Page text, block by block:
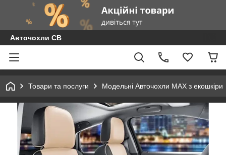
Авточохли СВ
Товари та послуги Модельні Авточохли MAX з екошкіри